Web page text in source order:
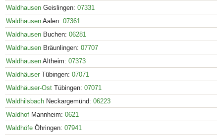
Waldhausen Geislingen: 07331
Waldhausen Aalen: 07361
Waldhausen Buchen: 06281
Waldhausen Bräunlingen: 07707
Waldhausen Altheim: 07373
Waldhäuser Tübingen: 07071
Waldhäuser-Ost Tübingen: 07071
Waldhilsbach Neckargemünd: 06223
Waldhof Mannheim: 0621
Waldhöfe Öhringen: 07941